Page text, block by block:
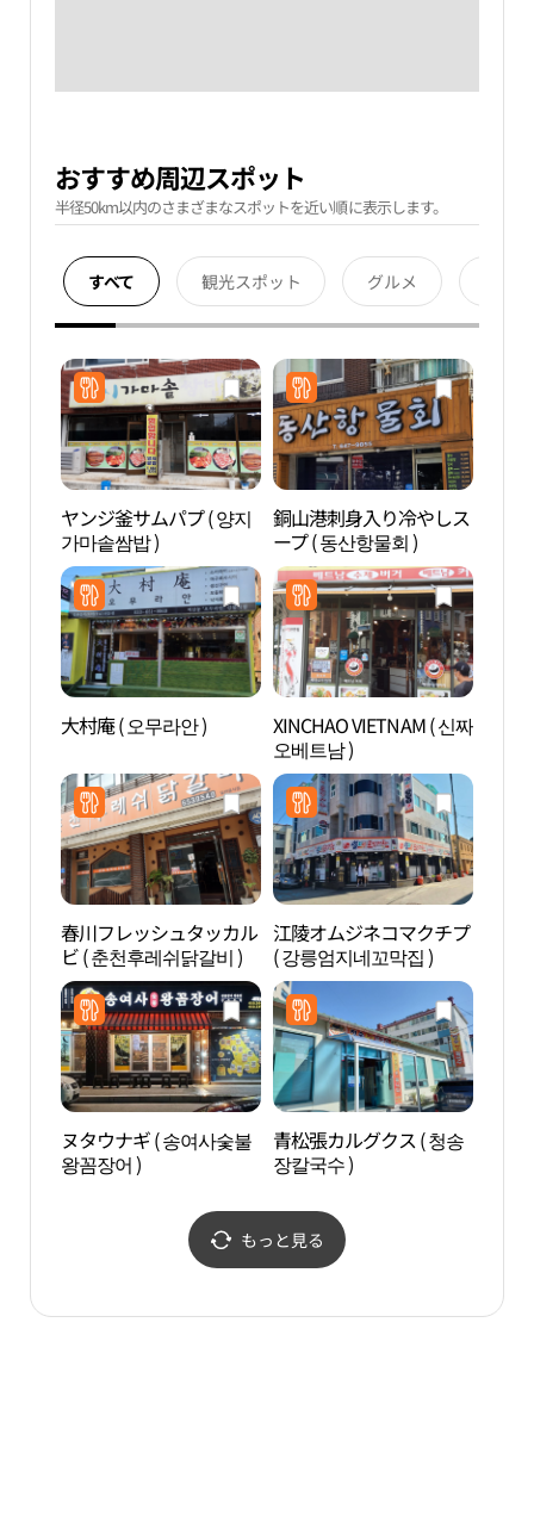
おすすめ周辺スポット
半径50km以内のさまざまなスポットを近い順に表示します。
すべて 観光スポット グルメ
ヤンジ釜サムパプ ( 양지
가마솥쌈밥 )
銅山港刺身入り冷やしス
ープ ( 동산항물회 )
大村庵 ( 오무라안 )
XINCHAO VIETNAM ( 신짜
오베트남 )
春川フレッシュタッカル
ビ ( 춘천후레쉬닭갈비 )
江陵オムジネコマクチプ
( 강릉엄지네꼬막집 )
ヌタウナギ ( 송여사숯불
왕꼼장어 )
青松張カルグクス ( 청송
장칼국수 )
もっと見る